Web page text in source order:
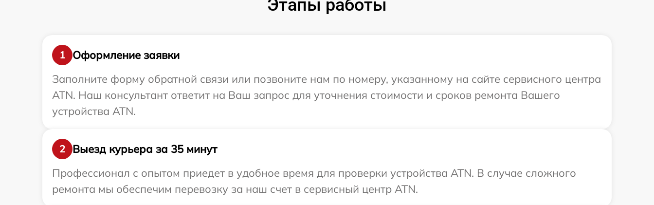
Этапы работы
1
Оформление заявки
Заполните форму обратной связи или позвоните нам по номеру, указанному на сайте сервисного центра
ATN. Наш консультант ответит на Ваш запрос для уточнения стоимости и сроков ремонта Вашего
устройства ATN.
2
Выезд курьера за 35 минут
Профессионал с опытом приедет в удобное время для проверки устройства ATN. В случае сложного
ремонта мы обеспечим перевозку за наш счет в сервисный центр ATN.